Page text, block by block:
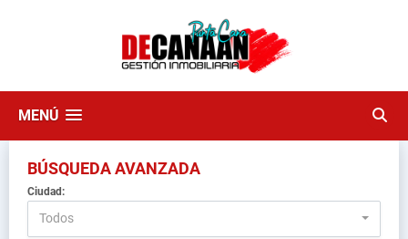
MENÚ
BÚSQUEDA AVANZADA
Ciudad:
Todos